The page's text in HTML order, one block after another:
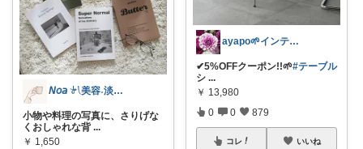
𝘕𝘰𝘢 𓍯美容˖淡色˖グレージュ
小物や料理の写真に、さりげな
くおしゃれな背 ...
￥ 1,650
ayapo🌱インテリア&雑貨
✔︎5%OFFクーポン!!🌱#テーブル
シ ...
￥ 13,980
0 0 879
コレ いいね